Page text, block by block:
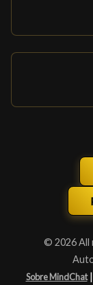
© 2026 All
Sobre MindChat |